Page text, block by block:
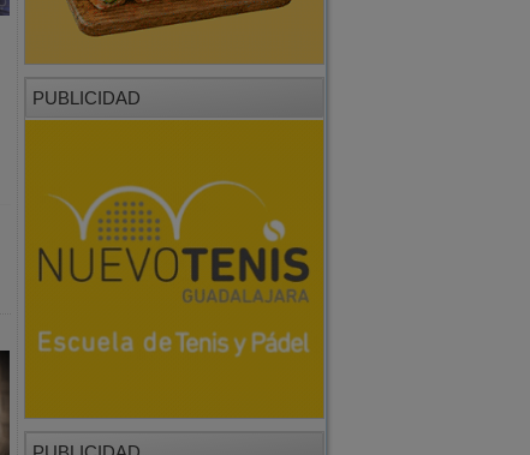
PUBLICIDAD